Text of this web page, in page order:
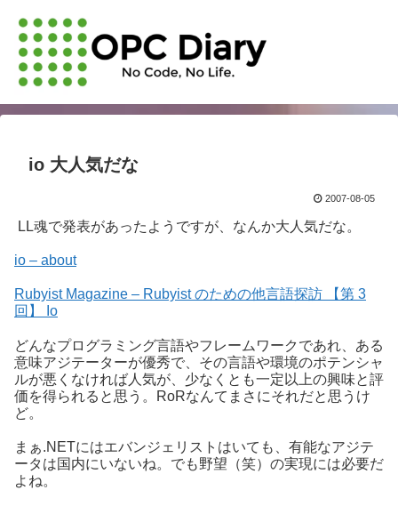
io 大人気だな
2007-08-05
LL魂で発表があったようですが、なんか大人気だな。
io – about
Rubyist Magazine – Rubyist のための他言語探訪 【第 3
回】 Io
どんなプログラミング言語やフレームワークであれ、ある
意味アジテーターが優秀で、その言語や環境のポテンシャ
ルが悪くなければ人気が、少なくとも一定以上の興味と評
価を得られると思う。RoRなんてまさにそれだと思うけ
ど。
まぁ.NETにはエバンジェリストはいても、有能なアジテ
ータは国内にいないね。でも野望（笑）の実現には必要だ
よね。